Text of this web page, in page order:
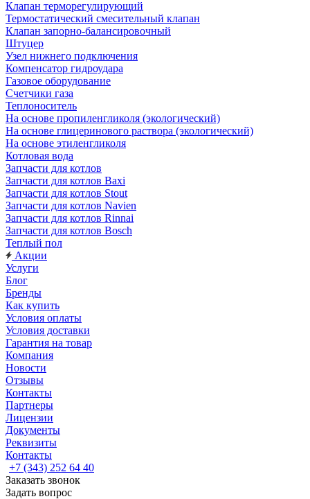
Клапан терморегулирующий
Термостатический смесительный клапан
Клапан запорно-балансировочный
Штуцер
Узел нижнего подключения
Компенсатор гидроудара
Газовое оборудование
Счетчики газа
Теплоноситель
На основе пропиленгликоля (экологический)
На основе глицеринового раствора (экологический)
На основе этиленгликоля
Котловая вода
Запчасти для котлов
Запчасти для котлов Baxi
Запчасти для котлов Stout
Запчасти для котлов Navien
Запчасти для котлов Rinnai
Запчасти для котлов Bosch
Теплый пол
Акции
Услуги
Блог
Бренды
Как купить
Условия оплаты
Условия доставки
Гарантия на товар
Компания
Новости
Отзывы
Контакты
Партнеры
Лицензии
Документы
Реквизиты
Контакты
+7 (343) 252 64 40
Заказать звонок
Задать вопрос